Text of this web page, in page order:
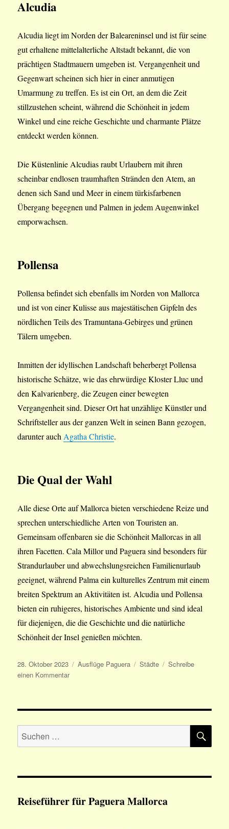
Alcudia
Alcudia liegt im Norden der Baleareninsel und ist für seine
gut erhaltene mittelalterliche Altstadt bekannt, die von
prächtigen Stadtmauern umgeben ist. Vergangenheit und
Gegenwart scheinen sich hier in einer anmutigen
Umarmung zu treffen. Es ist ein Ort, an dem die Zeit
stillzustehen scheint, während die Schönheit in jedem
Winkel und eine reiche Geschichte und charmante Plätze
entdeckt werden können.
Die Küstenlinie Alcudias raubt Urlaubern mit ihren
scheinbar endlosen traumhaften Stränden den Atem, an
denen sich Sand und Meer in einem türkisfarbenen
Übergang begegnen und Palmen in jedem Augenwinkel
emporwachsen.
Pollensa
Pollensa befindet sich ebenfalls im Norden von Mallorca
und ist von einer Kulisse aus majestätischen Gipfeln des
nördlichen Teils des Tramuntana-Gebirges und grünen
Tälern umgeben.
Inmitten der idyllischen Landschaft beherbergt Pollensa
historische Schätze, wie das ehrwürdige Kloster Lluc und
den Kalvarienberg, die Zeugen einer bewegten
Vergangenheit sind. Dieser Ort hat unzählige Künstler und
Schriftsteller aus der ganzen Welt in seinen Bann gezogen,
darunter auchAgatha Christie.
Die Qual der Wahl
Alle diese Orte auf Mallorca bieten verschiedene Reize und
sprechen unterschiedliche Arten von Touristen an.
Gemeinsam offenbaren sie die Schönheit Mallorcas in all
ihren Facetten. Cala Millor und Paguera sind besonders für
Strandurlauber und abwechslungsreichen Familienurlaub
geeignet, während Palma ein kulturelles Zentrum mit einem
breiten Spektrum an Aktivitäten ist. Alcudia und Pollensa
bieten ein ruhigeres, historisches Ambiente und sind ideal
für diejenigen, die die Geschichte und die natürliche
Schönheit der Insel genießen möchten.
Veröffentlicht
am
28. Oktober 2023 Kategorien
Ausflüge Paguera Schlagwörter
Städte
Schreibe
einen Kommentarzu
beliebtesten
auf
Suchen
nach:
Reiseführer für Paguera Mallorca